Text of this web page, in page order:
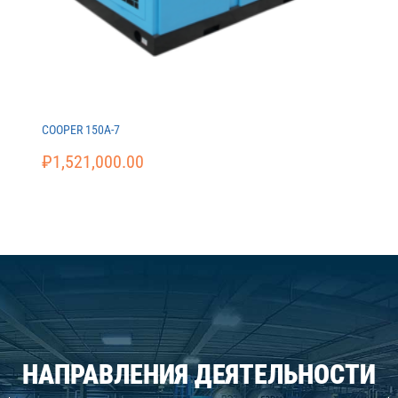
COOPER 150A-7
₽1,521,000.00
НАПРАВЛЕНИЯ ДЕЯТЕЛЬНОСТИ